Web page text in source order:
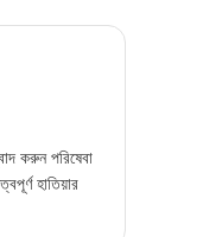
করুনপরিষেবা
হাতিয়ার